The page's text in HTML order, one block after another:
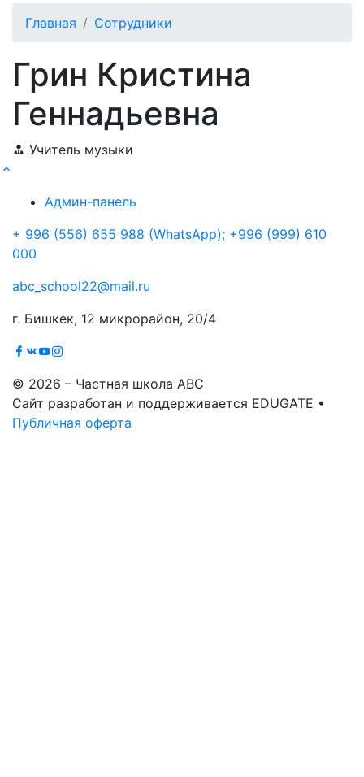
Главная Сотрудники
Грин Кристина
Геннадьевна
Учитель музыки
Админ-панель
+ 996 (556) 655 988 (WhatsApp); +996 (999) 610
000
abc_school22@mail.ru
г. Бишкек, 12 микрорайон, 20/4
© 2026 – Частная школа ABC
Сайт разработан и поддерживается EDUGATE •
Публичная оферта